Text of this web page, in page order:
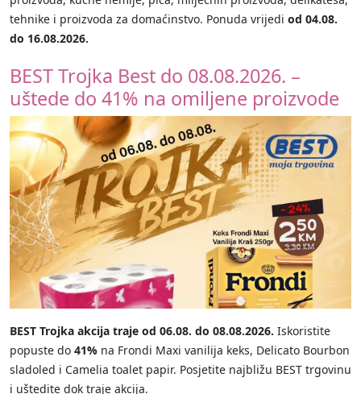
tehnike i proizvoda za domaćinstvo. Ponuda vrijedi od 04.08.
do 16.08.2026.
BEST Trojka Best do 08.08.2026. –
uštede do 41% na omiljene proizvode
BEST Trojka akcija traje od 06.08. do 08.08.2026. Iskoristite
popuste do 41% na Frondi Maxi vanilija keks, Delicato Bourbon
sladoled i Camelia toalet papir. Posjetite najbližu BEST trgovinu
i uštedite dok traje akcija.